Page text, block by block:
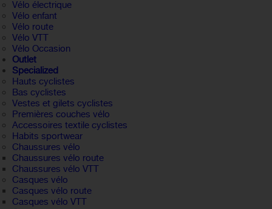
Vélo électrique
Vélo enfant
Vélo route
Vélo VTT
Vélo Occasion
Outlet
Specialized
Hauts cyclistes
Bas cyclistes
Vestes et gilets cyclistes
Premières couches vélo
Accessoires textile cyclistes
Habits sportwear
Chaussures vélo
Chaussures vélo route
Chaussures vélo VTT
Casques vélo
Casques vélo route
Casques vélo VTT